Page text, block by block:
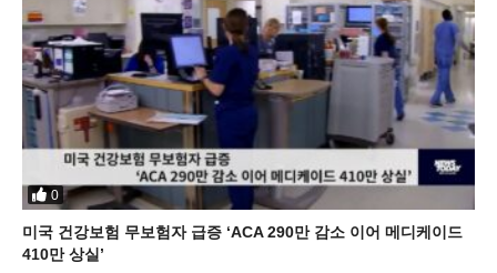
0
미국 건강보험 무보험자 급증 ‘ACA 290만 감소 이어 메디케이드
410만 상실’